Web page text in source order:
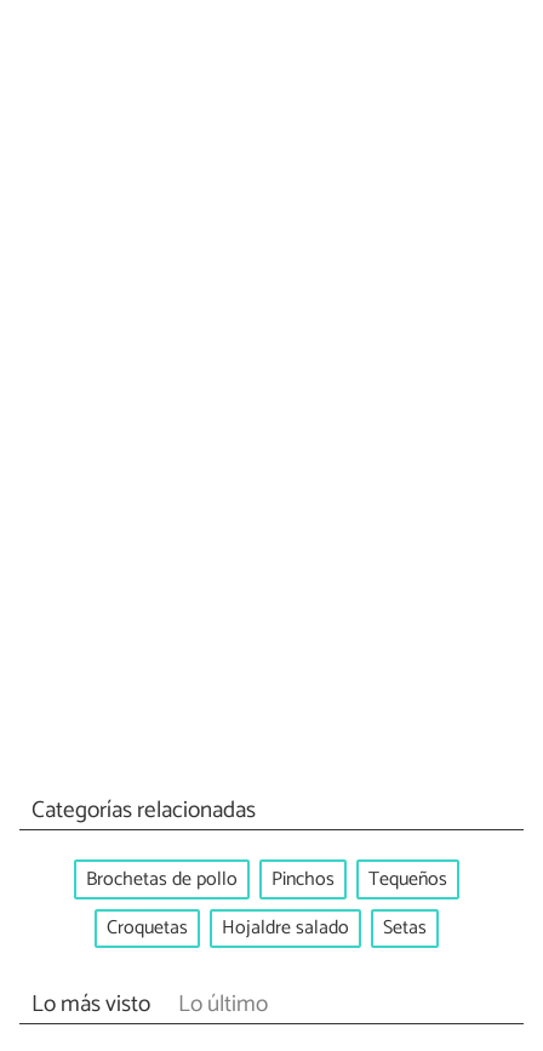
Categorías relacionadas
Brochetas de pollo Pinchos
Tequeños
Croquetas
Hojaldre salado Setas
Lo más visto Lo último